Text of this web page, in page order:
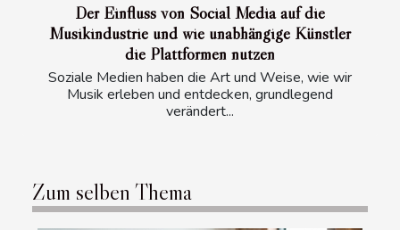
Der Einfluss von Social Media auf die
Musikindustrie und wie unabhängige Künstler
die Plattformen nutzen
Soziale Medien haben die Art und Weise, wie wir
Musik erleben und entdecken, grundlegend
verändert...
Zum selben Thema